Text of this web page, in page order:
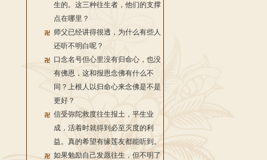
生的。这三种往生者，他们的支撑
点在哪里？
师父已经讲得很透，为什么有些人
还听不明白呢？
口念名号但心里没有归命心，也没
有佛恩，这和报恩念佛有什么不
同？上根人以归命心来念佛是不是
更好？
信受弥陀救度往生报土，平生业
成，活着时就得到必至灭度的利
益。真的希望有缘莲友都能听到。
如果勉励自己发愿往生，但不明了